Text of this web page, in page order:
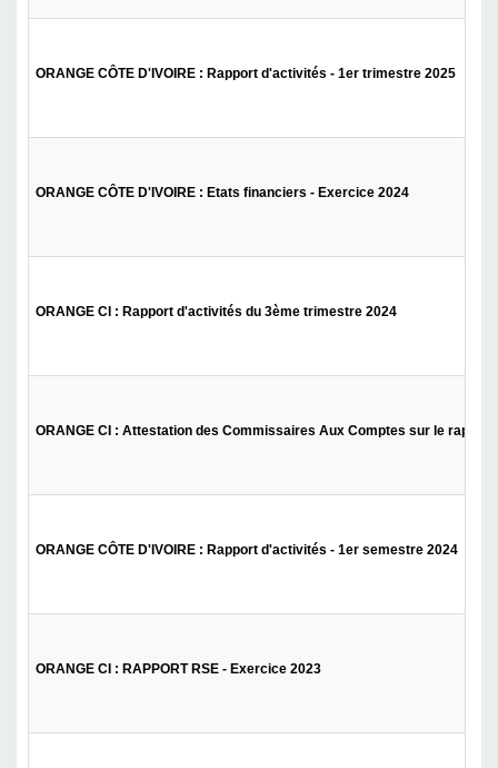
ORANGE CÔTE D'IVOIRE : Rapport d'activités - 1er trimestre 2025
ORANGE CÔTE D'IVOIRE : Etats financiers - Exercice 2024
ORANGE CI : Rapport d'activités du 3ème trimestre 2024
ORANGE CI : Attestation des Commissaires Aux Comptes sur le
ORANGE CÔTE D'IVOIRE : Rapport d'activités - 1er semestre 2024
ORANGE CI : RAPPORT RSE - Exercice 2023